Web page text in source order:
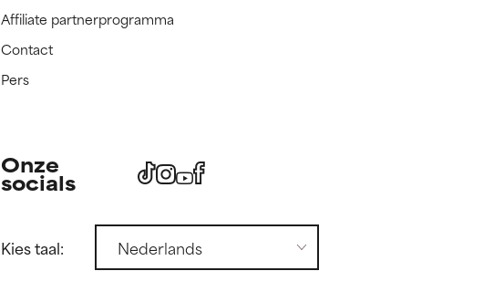
Affiliate partnerprogramma
Contact
Pers
Onze
socials
Kies taal: